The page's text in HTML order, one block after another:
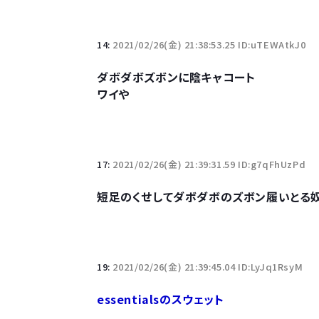
14: 2021/02/26(金) 21:38:53.25 ID:uTEWAtkJ0
ダボダボズボンに陰キャコート
ワイや
17: 2021/02/26(金) 21:39:31.59 ID:g7qFhUzPd
短足のくせしてダボダボのズボン履いとる
19: 2021/02/26(金) 21:39:45.04 ID:LyJq1RsyM
essentialsのスウェット